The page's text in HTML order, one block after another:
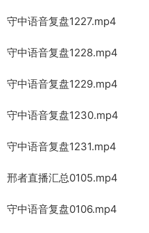
守中语音复盘1227.mp4
守中语音复盘1228.mp4
守中语音复盘1229.mp4
守中语音复盘1230.mp4
守中语音复盘1231.mp4
邢者直播汇总0105.mp4
守中语音复盘0106.mp4